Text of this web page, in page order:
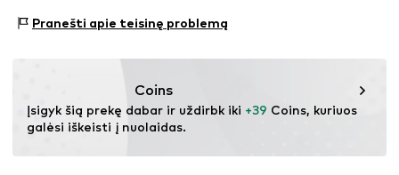
Sudėtyje yra gyvūninės kilmės tekstilės dalių: taip
Netinkamas džiovinti džiovyklėje
Nevalyti chemiškai
Nebalinti
3140 Aalsgaarde
Pranešti apie teisinę problemą
Coins
Įsigyk šią prekę dabar ir uždirbk iki +39 Coins, kuriuos
galėsi iškeisti į nuolaidas.